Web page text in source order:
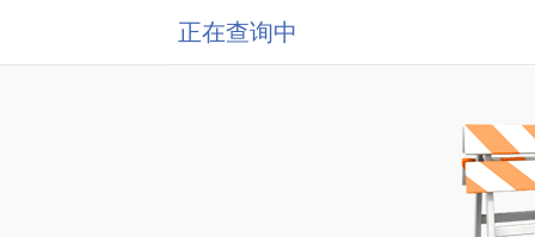
正在查询中